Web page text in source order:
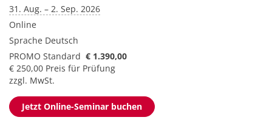
31. Aug. – 2. Sep. 2026
Online
Sprache Deutsch
PROMO Standard € 1.390,00
€ 250,00 Preis für Prüfung
zzgl. MwSt.
Jetzt Online-Seminar buchen